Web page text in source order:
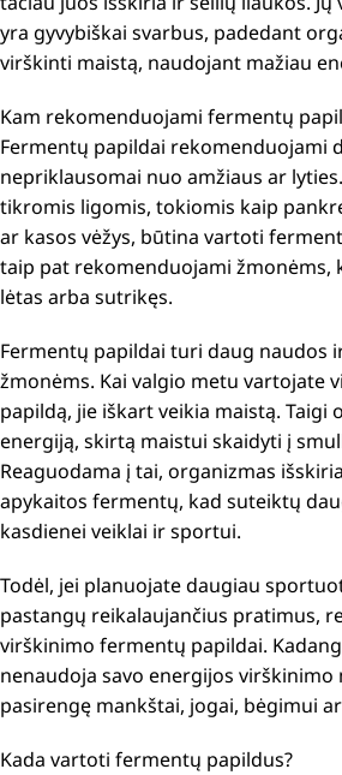
yra gyvybiškai svarbus, padedant
virškinti maistą, naudojant mažiau
Kam rekomenduojami fermentų
Fermentų papildai rekomenduojami
nepriklausomai nuo amžiaus ar
tikromis ligomis, tokiomis kaip
ar kasos vėžys, būtina vartoti
taip pat rekomenduojami žmonėms,
lėtas arba sutrikęs.
Fermentų papildai turi daug naudos
žmonėms. Kai valgio metu vartojate
papildą, jie iškart veikia maistą. Taigi
energiją, skirtą maistui skaidyti į
Reaguodama į tai, organizmas
apykaitos fermentų, kad suteiktų
kasdienei veiklai ir sportui.
Todėl, jei planuojate daugiau
pastangų reikalaujančius pratimus,
virškinimo fermentų papildai.
nenaudoja savo energijos virškinimo
pasirengę mankštai, jogai, bėgimui
Kada vartoti fermentų papildus?